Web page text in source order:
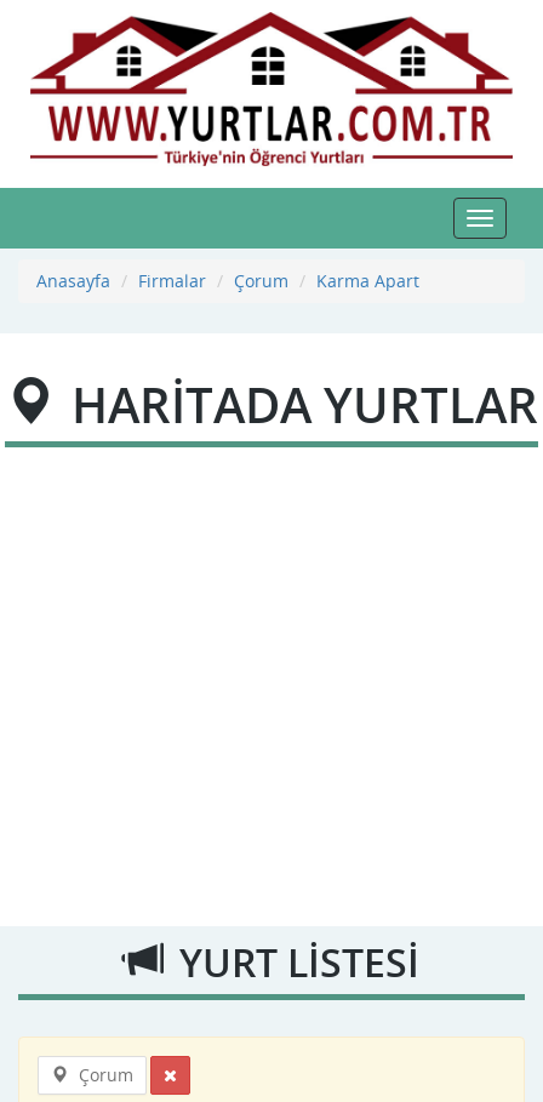
Toggle
Anasayfa
Firmalar Çorum Karma Apart
HARİTADA YURTLAR
YURT LİSTESİ
Çorum